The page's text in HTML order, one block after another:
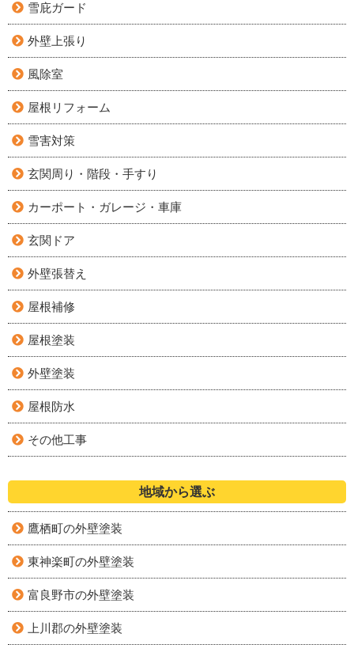
雪庇ガード
外壁上張り
風除室
屋根リフォーム
雪害対策
玄関周り・階段・手すり
カーポート・ガレージ・車庫
玄関ドア
外壁張替え
屋根補修
屋根塗装
外壁塗装
屋根防水
その他工事
地域から選ぶ
鷹栖町の外壁塗装
東神楽町の外壁塗装
富良野市の外壁塗装
上川郡の外壁塗装